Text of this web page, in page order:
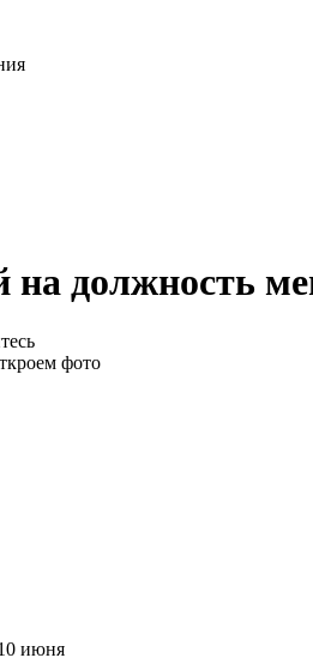
на должность
фото
июня